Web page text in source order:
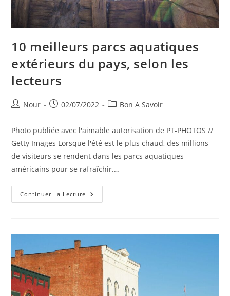
10 meilleurs parcs aquatiques
extérieurs du pays, selon les
lecteurs
Auteur/autrice
la
publication :
Nour
Publication
02/07/2022
PostBon A Savoir
Photo publiée avec l'aimable autorisation de PT-PHOTOS //
Getty Images Lorsque l'été est le plus chaud, des millions
de visiteurs se rendent dans les parcs aquatiques
américains pour se rafraîchir.…
Continuer La Lecture 10
Meilleurs
Pays,
Selon
Les
Lecteurs